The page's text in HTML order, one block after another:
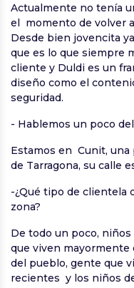
Actualmente no tenía
el momento de volver
Desde bien jovencita
que es lo que siempre
cliente y Duldi es un
diseño como el
seguridad.
- Hablemos un poco
Estamos en Cunit, una
de Tarragona, su calle
-¿Qué tipo de clientela
zona?
De todo un poco,
que viven mayormente
del pueblo, gente que
recientes y los niños